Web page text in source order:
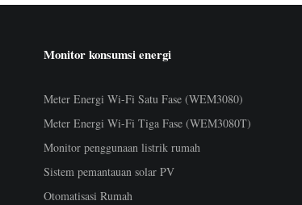
Monitor konsumsi energi
Meter Energi Wi-Fi Satu Fase (WEM3080)
Meter Energi Wi-Fi Tiga Fase (WEM3080T)
Monitor penggunaan listrik rumah
Sistem pemantauan solar PV
Otomatisasi Rumah